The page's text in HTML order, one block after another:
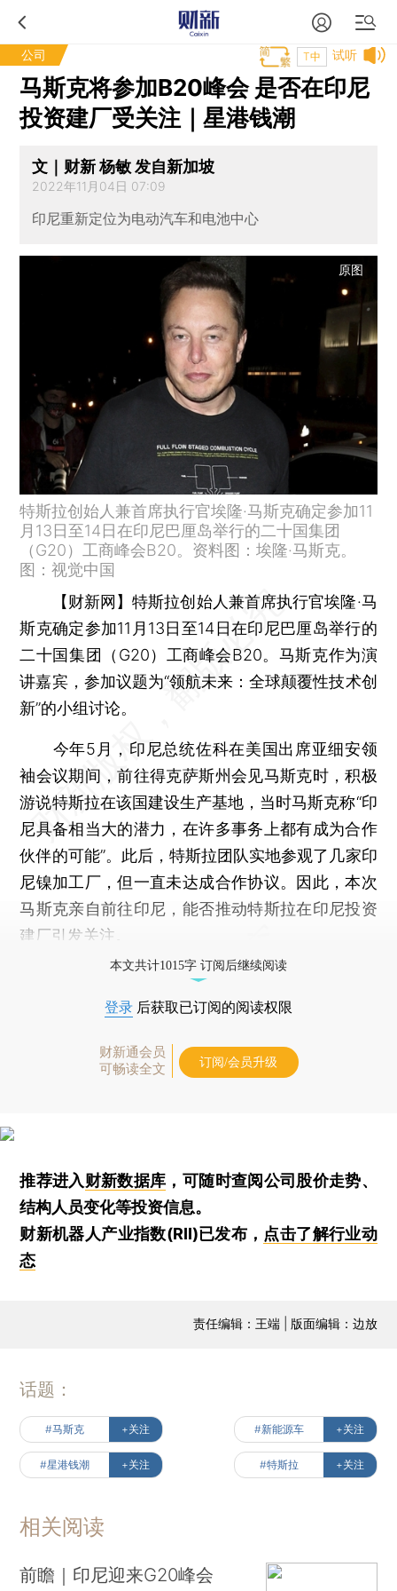
公司 试听
T中
马斯克将参加B20峰会 是否在印尼
投资建厂受关注｜星港钱潮
文｜财新 杨敏 发自新加坡
2022年11月04日 07:09
印尼重新定位为电动汽车和电池中心
原图
特斯拉创始人兼首席执行官埃隆·马斯克确定参加11
月13日至14日在印尼巴厘岛举行的二十国集团
（G20）工商峰会B20。资料图：埃隆·马斯克。
图：视觉中国
【财新网】特斯拉创始人兼首席执行官埃隆·马
斯克确定参加11月13日至14日在印尼巴厘岛举行的
二十国集团（G20）工商峰会B20。马斯克作为演
讲嘉宾，参加议题为“领航未来：全球颠覆性技术创
新”的小组讨论。
今年5月，印尼总统佐科在美国出席亚细安领
袖会议期间，前往得克萨斯州会见马斯克时，积极
游说特斯拉在该国建设生产基地，当时马斯克称“印
尼具备相当大的潜力，在许多事务上都有成为合作
伙伴的可能”。此后，特斯拉团队实地参观了几家印
尼镍加工厂，但一直未达成合作协议。因此，本次
马斯克亲自前往印尼，能否推动特斯拉在印尼投资
建厂引发关注。
本文共计1015字 订阅后继续阅读
登录 后获取已订阅的阅读权限
财新通会员
可畅读全文
订阅/会员升级
推荐进入财新数据库 ，可随时查阅公司股价走势、
结构人员变化等投资信息。
财新机器人产业指数(RII)已发布， 点击了解行业动
态
责任编辑：王端 | 版面编辑：边放
话题：
#马斯克 +关注 #新能源车 +关注
#星港钱潮 +关注 #特斯拉 +关注
相关阅读
前瞻｜印尼迎来G20峰会